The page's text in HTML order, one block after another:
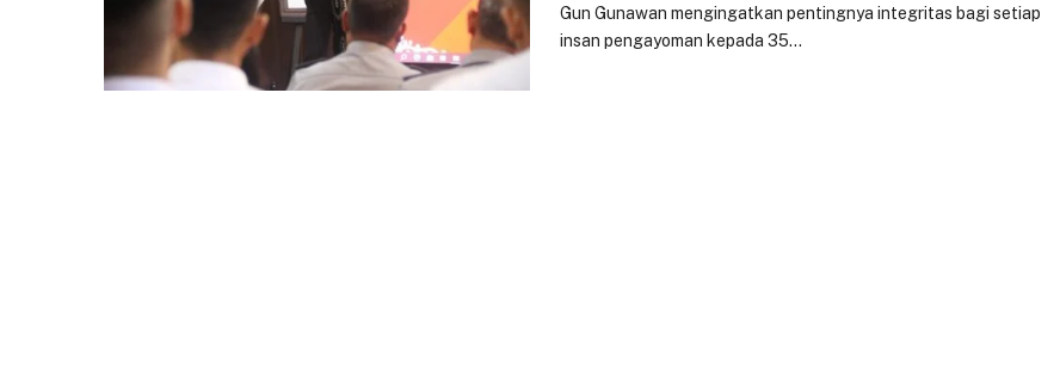
Gun Gunawan mengingatkan pentingnya integritas bagi setiap
insan pengayoman kepada 35…